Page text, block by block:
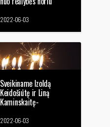
jausmą“
2022-06-03
Sveikiname Izoldą
Keidošiūtę ir Liną
Kaminskaitę-
Jančorienę gimimo
dienos proga
2022-06-03